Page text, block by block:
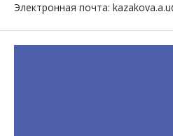
Электронная почта: